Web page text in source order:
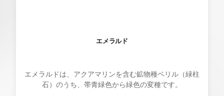
エメラルド
エメラルドは、アクアマリンを含む鉱物種ベリル（緑柱
石）のうち、帯青緑色から緑色の変種です。